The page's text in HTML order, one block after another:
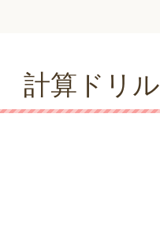
計算ドリル